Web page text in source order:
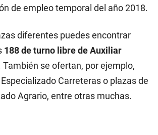
de empleo temporal del año 2018.
diferentes puedes encontrar
188 de turno libredeAuxiliar
También se ofertan, por ejemplo,
Carreteras o plazas de
Agrario, entre otras muchas.